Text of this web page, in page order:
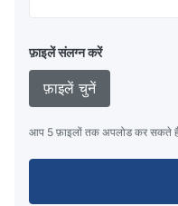
फ़ाइलें संलग्न करें
फ़ाइलें चुनें
आप 5 फ़ाइलों तक अपलोड कर सकते